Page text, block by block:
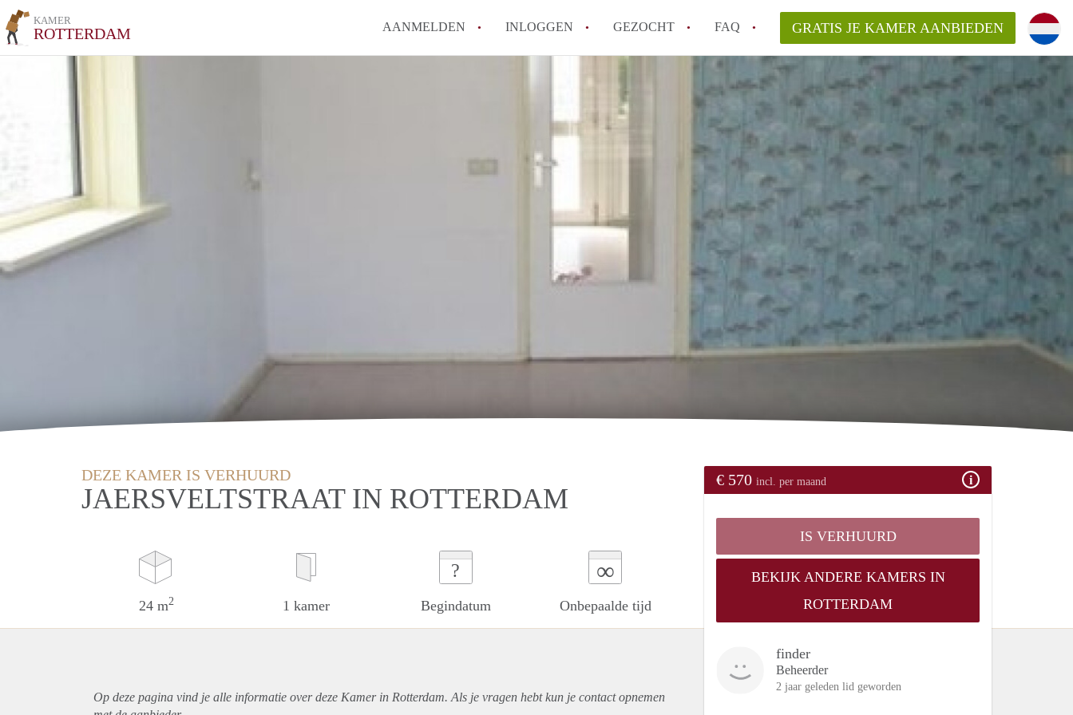
KAMER
ROTTERDAM AANMELDEN INLOGGEN GEZOCHT FAQ
Moet ik mij inschrijven bij de gemeente als ik een kamer huur in
Rotterdam?
Hoe groot is de kans dat ik snel een kamer vind?
Wat kost een studentenkamer gemiddeld in Rotterdam?
In welke wijken van Rotterdam kan ik het beste wonen als student?
Alle veelgestelde vragen
GRATIS JE KAMER AANBIEDEN
DEZE KAMER IS VERHUURD
JAERSVELTSTRAAT IN ROTTERDAM
24 m2 1 kamer
?
Begindatum
∞
Onbepaalde tijd
€ 570 incl. per maand
IS VERHUURD
BEKIJK ANDERE KAMERS IN
ROTTERDAM
finder
Beheerder
2 jaar geleden lid geworden
Op deze pagina vind je alle informatie over deze Kamer in Rotterdam. Als je vragen hebt kun je contact opnemen